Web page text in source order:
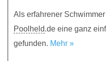
Als erfahrener
Poolheld.de eine ganz
gefunden. Mehr »